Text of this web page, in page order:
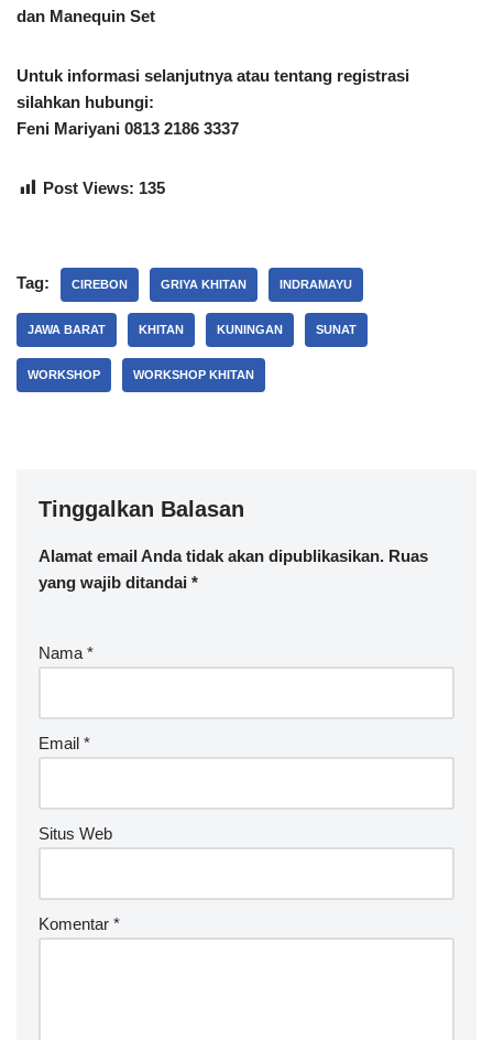
dan Manequin Set
Untuk informasi selanjutnya atau tentang registrasi
silahkan hubungi:
Feni Mariyani 0813 2186 3337
Post Views: 135
Tag: CIREBON GRIYA KHITAN INDRAMAYU
JAWA BARAT KHITAN KUNINGAN SUNAT
WORKSHOP WORKSHOP KHITAN
Tinggalkan Balasan
Alamat email Anda tidak akan dipublikasikan. Ruas
yang wajib ditandai *
Nama *
Email *
Situs Web
Komentar *